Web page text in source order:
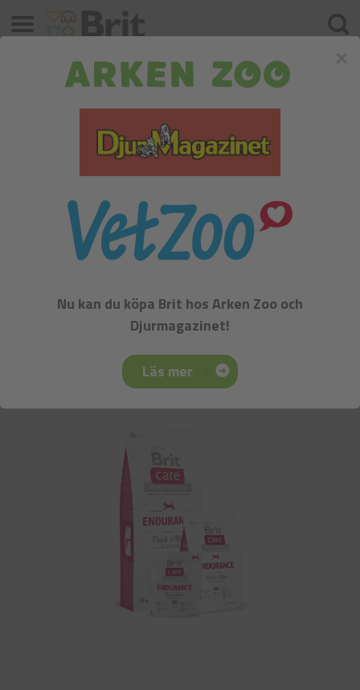
New products available
SUSTAINABLE ACTIVITY
Find out more
Brit Care Endurance
Sök
Meny
Nu kan du köpa Brit hos Arken Zoo och
Djurmagazinet!
Läs mer